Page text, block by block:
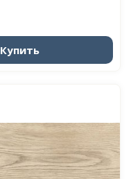
Купить